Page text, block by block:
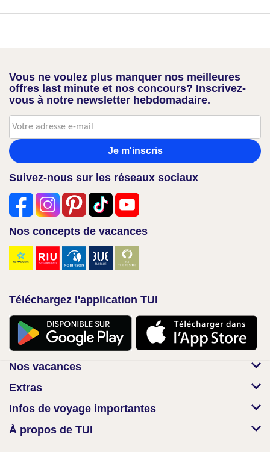
Vous ne voulez plus manquer nos meilleures
offres last minute et nos concours? Inscrivez-
vous à notre newsletter hebdomadaire.
Je m'inscris
Suivez-nous sur les réseaux sociaux
Nos concepts de vacances
Téléchargez l'application TUI
Nos vacances
Extras
Infos de voyage importantes
À propos de TUI